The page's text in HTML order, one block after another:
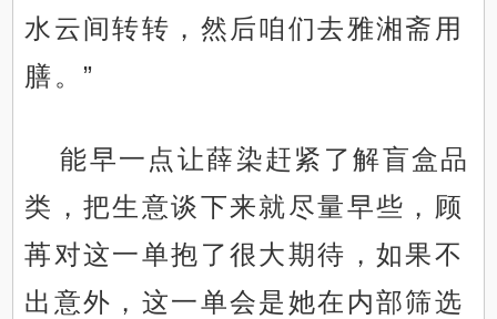
水云间转转，然后咱们去雅湘斋用
膳。”
能早一点让薛染赶紧了解盲盒品
类，把生意谈下来就尽量早些，顾
苒对这一单抱了很大期待，如果不
出意外，这一单会是她在内部筛选